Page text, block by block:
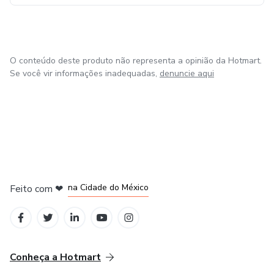
O conteúdo deste produto não representa a opinião da Hotmart.
Se você vir informações inadequadas, denuncie aqui
Feito com ❤ na Cidade do México
Conheça a Hotmart